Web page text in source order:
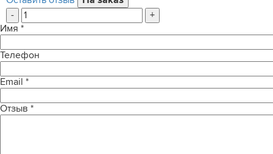
-
+
Имя *
Телефон
Email *
Отзыв *